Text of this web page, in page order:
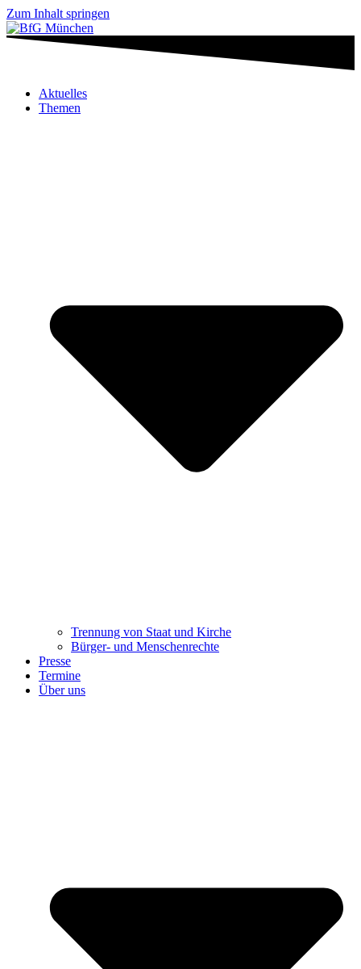
Zum Inhalt springen
Aktuelles
Themen
Trennung ​​​​​​​von Staat und Kirche
Bürger- und Menschenrechte
Presse
Termine
Über uns